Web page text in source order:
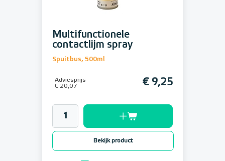
Multifunctionele
contactlijm spray
Spuitbus, 500ml
Adviesprijs
€ 20,07
€ 9,25
Bekijk product